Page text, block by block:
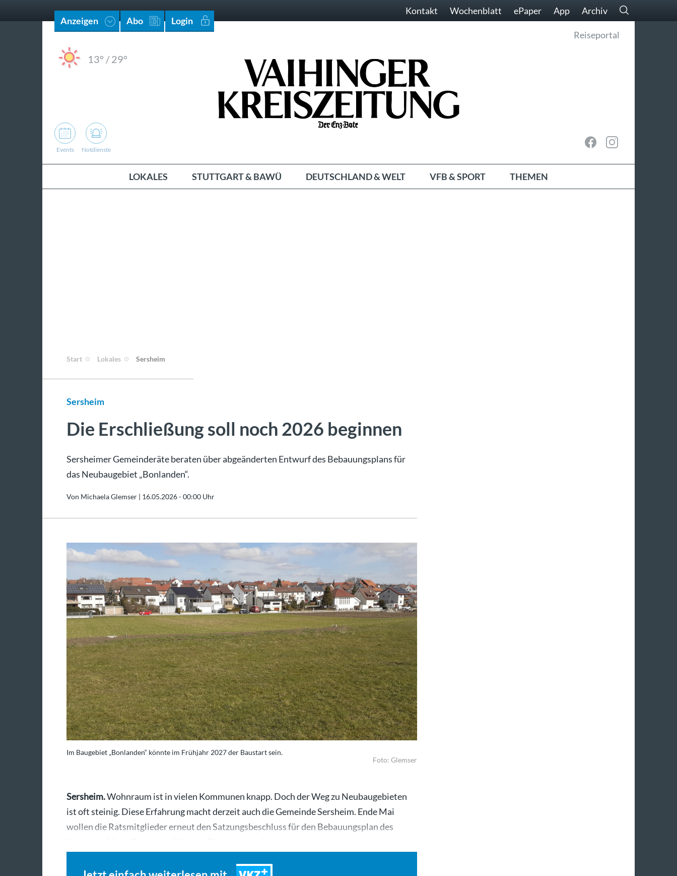
Anzeigen Abo Login
Kontakt Wochenblatt ePaper App Archiv
13° /29°
Reiseportal
Events Notdienste
LOKALES STUTTGART & BAWÜ DEUTSCHLAND & WELT VFB & SPORT THEMEN
Start Lokales Sersheim
Sersheim
Die Erschließung soll noch 2026 beginnen
Sersheimer Gemeinderäte beraten über abgeänderten Entwurf des Bebauungsplans für
das Neubaugebiet „Bonlanden“.
Von Michaela Glemser | 16.05.2026 - 00:00 Uhr
Im Baugebiet „Bonlanden“ könnte im Frühjahr 2027 der Baustart sein.
Foto: Glemser
Sersheim.Wohnraum ist in vielen Kommunen knapp. Doch der Weg zu Neubaugebieten
ist oft steinig. Diese Erfahrung macht derzeit auch die Gemeinde Sersheim. Ende Mai
wollen die Ratsmitglieder erneut den Satzungsbeschluss für den Bebauungsplan des